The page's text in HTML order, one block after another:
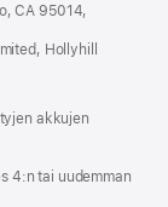
CA 95014,
Hollyhill
akkujen
4:n tai uudemman